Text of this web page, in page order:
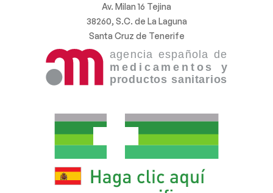
Av. Milan 16 Tejina
38260, S.C. de La Laguna
Santa Cruz de Tenerife